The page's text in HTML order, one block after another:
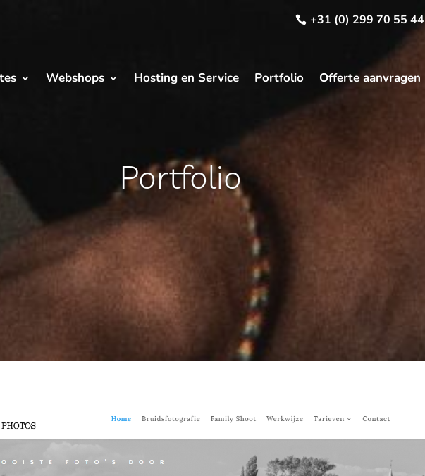
+31 (0) 299 70 55 44
Webshops Hosting en Service Portfolio Offerte aanvragen
Portfolio